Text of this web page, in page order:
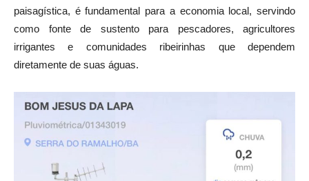
paisagística, é fundamental para a economia local, servindo
como fonte de sustento para pescadores, agricultores
irrigantes e comunidades ribeirinhas que dependem
diretamente de suas águas.